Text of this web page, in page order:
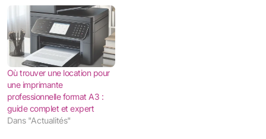
Où trouver une location pour
une imprimante
professionnelle format A3 :
guide complet et expert
Dans "Actualités"